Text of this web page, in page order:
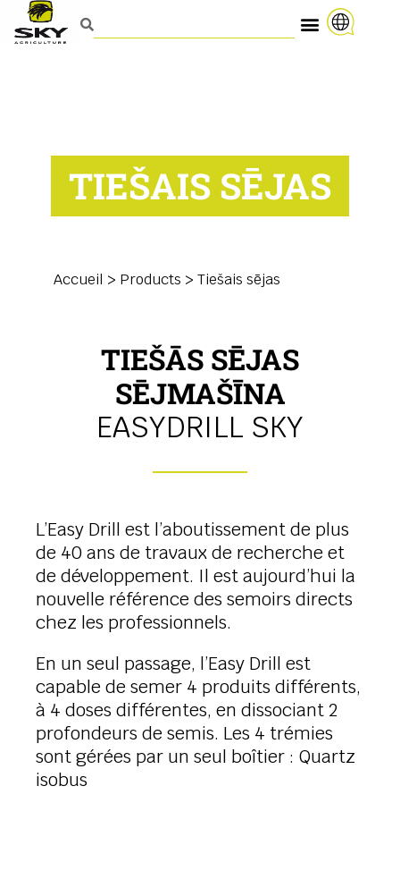
TIEŠAIS SĒJAS
Accueil > Products > Tiešais sējas
TIEŠĀS SĒJAS
SĒJMAŠĪNA
EASYDRILL SKY
L’Easy Drill est l’aboutissement de plus
de 40 ans de travaux de recherche et
de développement. Il est aujourd’hui la
nouvelle référence des semoirs directs
chez les professionnels.
En un seul passage, l’Easy Drill est
capable de semer 4 produits différents,
à 4 doses différentes, en dissociant 2
profondeurs de semis. Les 4 trémies
sont gérées par un seul boîtier : Quartz
isobus